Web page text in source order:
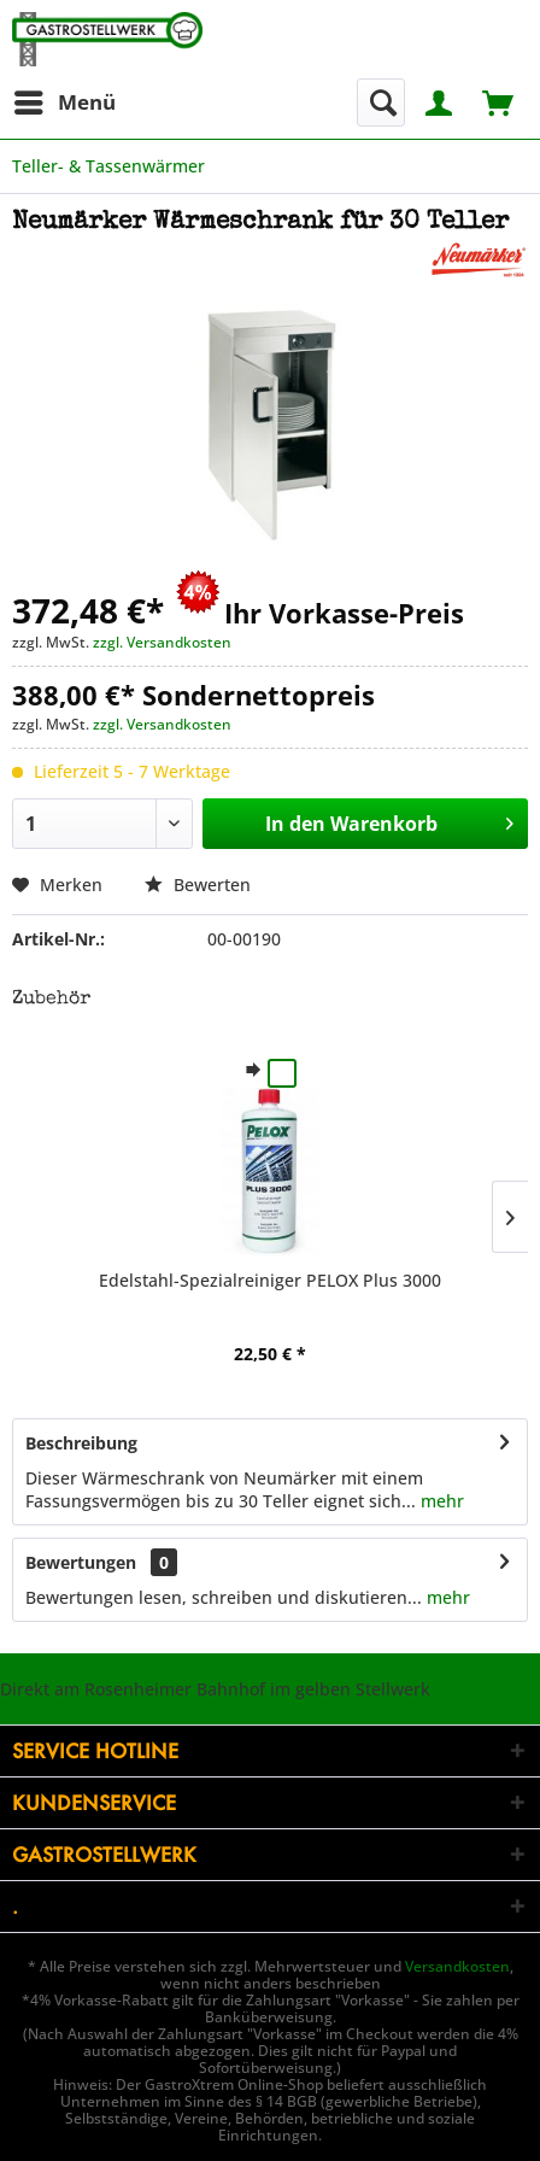
Menü
Teller- & Tassenwärmer
Neumärker Wärmeschrank für 30 Teller
372,48 €* Ihr Vorkasse-Preis
zzgl. MwSt.zzgl. Versandkosten
388,00 €* Sondernettopreis
zzgl. MwSt.zzgl. Versandkosten
Lieferzeit 5 - 7 Werktage
In den Warenkorb
Merken Bewerten
Artikel-Nr.: 00-00190
Zubehör
Edelstahl-Spezialreiniger PELOX Plus 3000
22,50 € *
Beschreibung
Dieser Wärmeschrank von Neumärker mit einem
Fassungsvermögen bis zu 30 Teller eignet sich... mehr
Bewertungen
0
Bewertungen lesen, schreiben und diskutieren... mehr
Direkt am Rosenheimer Bahnhof im gelben Stellwerk
SERVICE HOTLINE
KUNDENSERVICE
GASTROSTELLWERK
.
* Alle Preise verstehen sich zzgl. Mehrwertsteuer undVersandkosten,
wenn nicht anders beschrieben
*4% Vorkasse-Rabatt gilt für die Zahlungsart "Vorkasse" - Sie zahlen per
Banküberweisung.
(Nach Auswahl der Zahlungsart "Vorkasse" im Checkout werden die 4%
automatisch abgezogen. Dies gilt nicht für Paypal und
Sofortüberweisung.)
Hinweis: Der GastroXtrem Online-Shop beliefert ausschließlich
Unternehmen im Sinne des § 14 BGB (gewerbliche Betriebe),
Selbstständige, Vereine, Behörden, betriebliche und soziale
Einrichtungen.